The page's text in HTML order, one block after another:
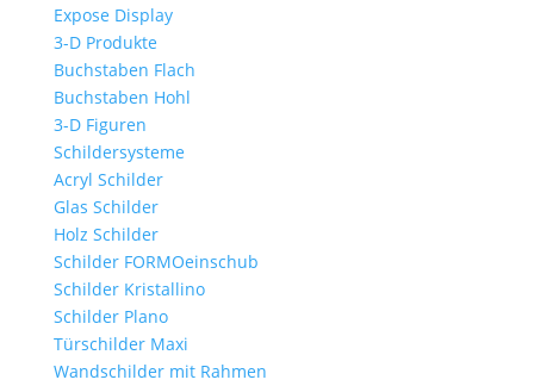
Expose Display
3-D Produkte
Buchstaben Flach
Buchstaben Hohl
3-D Figuren
Schildersysteme
Acryl Schilder
Glas Schilder
Holz Schilder
Schilder FORMOeinschub
Schilder Kristallino
Schilder Plano
Türschilder Maxi
Wandschilder mit Rahmen